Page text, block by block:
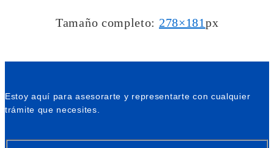
Tamaño completo: 278×181px
Estoy aquí para asesorarte y representarte con cualquier
trámite que necesites.